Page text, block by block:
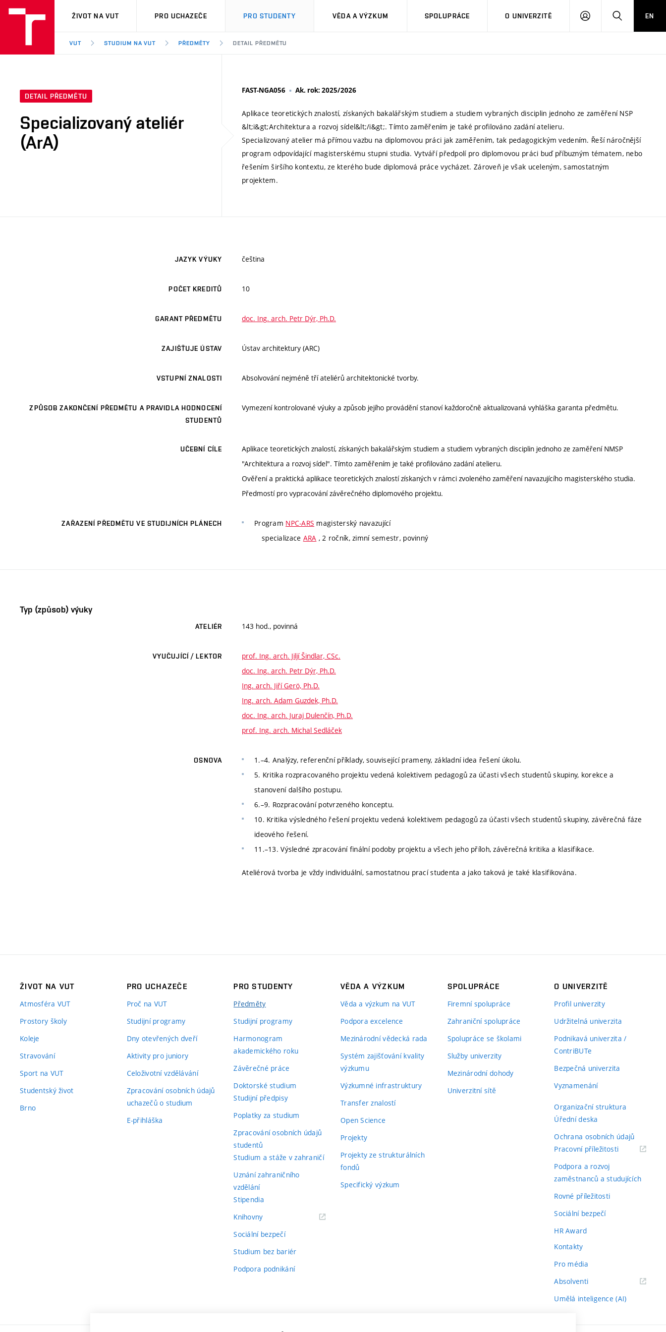
VUT
ŽIVOT NA VUT PRO UCHAZEČE PRO STUDENTY VĚDA A VÝZKUM SPOLUPRÁCE O UNIVERZITĚ
PŘIHLÁSIT HLEDATEN
VUT STUDIUM NA VUT PŘEDMĚTY DETAIL PŘEDMĚTU
DETAIL PŘEDMĚTU
Specializovaný ateliér
(ArA)
FAST-NGA056 Ak. rok: 2025/2026
Aplikace teoretických znalostí, získaných bakalářským studiem a studiem vybraných disciplin jednoho ze zaměření NSP
&lt;i&gt;Architektura a rozvoj sídel&lt;/i&gt;. Tímto zaměřením je také profilováno zadání atelieru.
Specializovaný atelier má přímou vazbu na diplomovou práci jak zaměřením, tak pedagogickým vedením. Řeší náročnější
program odpovídající magisterskému stupni studia. Vytváří předpolí pro diplomovou práci buď příbuzným tématem, nebo
řešením širšího kontextu, ze kterého bude diplomová práce vycházet. Zároveň je však uceleným, samostatným
projektem.
JAZYK VÝUKY čeština
POČET KREDITŮ 10
GARANT PŘEDMĚTU doc. Ing. arch. Petr Dýr, Ph.D.
ZAJIŠŤUJE ÚSTAV Ústav architektury (ARC)
VSTUPNÍ ZNALOSTI Absolvování nejméně tří ateliérů architektonické tvorby.
ZPŮSOB ZAKONČENÍ PŘEDMĚTU A PRAVIDLA HODNOCENÍ
STUDENTŮ
Vymezení kontrolované výuky a způsob jejího provádění stanoví každoročně aktualizovaná vyhláška garanta předmětu.
UČEBNÍ CÍLE
Aplikace teoretických znalostí, získaných bakalářským studiem a studiem vybraných disciplin jednoho ze zaměření NMSP
"Architektura a rozvoj sídel". Tímto zaměřením je také profilováno zadání atelieru.
Ověření a praktická aplikace teoretických znalostí získaných v rámci zvoleného zaměření navazujícího magisterského studia.
Předmostí pro vypracování závěrečného diplomového projektu.
ZAŘAZENÍ PŘEDMĚTU VE STUDIJNÍCH PLÁNECH Program NPC-ARS magisterský navazující
specializace ARA , 2 ročník, zimní semestr, povinný
Typ (způsob) výuky
ATELIÉR 143 hod., povinná
VYUČUJÍCÍ / LEKTOR
prof. Ing. arch. Jiljí Šindlar, CSc.
doc. Ing. arch. Petr Dýr, Ph.D.
Ing. arch. Jiří Gerö, Ph.D.
Ing. arch. Adam Guzdek, Ph.D.
doc. Ing. arch. Juraj Dulenčín, Ph.D.
prof. Ing. arch. Michal Sedláček
OSNOVA
1.–4. Analýzy, referenční příklady, související prameny, základní idea řešení úkolu.
5. Kritika rozpracovaného projektu vedená kolektivem pedagogů za účasti všech studentů skupiny, korekce a
stanovení dalšího postupu.
6.–9. Rozpracování potvrzeného konceptu.
10. Kritika výsledného řešení projektu vedená kolektivem pedagogů za účasti všech studentů skupiny, závěrečná fáze
ideového řešení.
11.–13. Výsledné zpracování finální podoby projektu a všech jeho příloh, závěrečná kritika a klasifikace.
Ateliérová tvorba je vždy individuální, samostatnou prací studenta a jako taková je také klasifikována.
ŽIVOT NA VUT
Atmosféra VUT
Prostory školy
Koleje
Stravování
Sport na VUT
Studentský život
Brno
PRO UCHAZEČE
Proč na VUT
Studijní programy
Dny otevřených dveří
Aktivity pro juniory
Celoživotní vzdělávání
Zpracování osobních údajů
uchazečů o studium
E-přihláška
PRO STUDENTY
Předměty
Studijní programy
Harmonogram
akademického roku
Závěrečné práce
Doktorské studium
Studijní předpisy
Poplatky za studium
Zpracování osobních údajů
studentů
Studium a stáže v zahraničí
Uznání zahraničního
vzdělání
Stipendia
Knihovny(externí
Sociální bezpečí
Studium bez bariér
Podpora podnikání
VĚDA A VÝZKUM
Věda a výzkum na VUT
Podpora excelence
Mezinárodní vědecká rada
Systém zajišťování kvality
výzkumu
Výzkumné infrastruktury
Transfer znalostí
Open Science
Projekty
Projekty ze strukturálních
fondů
Specifický výzkum
SPOLUPRÁCE
Firemní spolupráce
Zahraniční spolupráce
Spolupráce se školami
Služby univerzity
Mezinárodní dohody
Univerzitní sítě
O UNIVERZITĚ
Profil univerzity
Udržitelná univerzita
Podnikavá univerzita /
ContriBUTe
Bezpečná univerzita
Vyznamenání
Organizační struktura
Úřední deska
Ochrana osobních údajů
Pracovní příležitosti(externí
Podpora a rozvoj
zaměstnanců a studujících
Rovné příležitosti
Sociální bezpečí
HR Award
Kontakty
Pro média
Absolventi(externí
Umělá inteligence (AI)